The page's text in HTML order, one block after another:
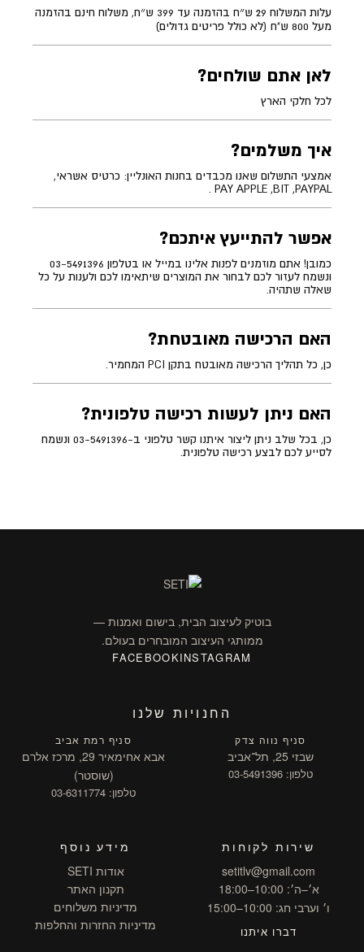
עלות המשלוח 29 ש״ח בהזמנה עד 399 ש״ח, משלוח חינם בהזמנה
מעל 800 ש"ח (לא כולל פריטים גדולים)
לאן אתם שולחים?
לכל חלקי הארץ
איך משלמים?
אמצעי התשלום שאנו מכבדים בחנות האונליין: כרטיס אשראי,
PAY APPLE ,BIT ,PAYPAL .
אפשר להתייעץ איתכם?
כמובן! אתם מוזמנים לפנות אלינו במייל או בטלפון 03-5491396
ונשמח לעזור לכם לבחור את המוצרים שיתאימו לכם ולענות על כל
שאלה שתהיה.
האם הרכישה מאובטחת?
כן, כל תהליך הרכישה מאובטח בתקן PCI המחמיר.
האם ניתן לעשות רכישה טלפונית?
כן, בכל שלב ניתן ליצור איתנו קשר טלפוני ב-03-5491396 ונשמח
לסייע לכם לבצע רכישה טלפונית.
בוטיק לעיצוב הבית, בישום ואמנות —
ממותגי העיצוב המובחרים בעולם.
INSTAGRAM
FACEBOOK
החנויות שלנו
סניף נווה צדק
שבזי 25, תל־אביב
טלפון: 03-5491396
סניף רמת אביב
אבא אחימאיר 29, מרכז אלרם
(שוסטר)
טלפון: 03-6311774
שירות לקוחות
setitlv@gmail.com
א׳–ה׳: 10:00–18:00
ו׳ וערבי חג: 10:00–15:00
דברו איתנו
מידע נוסף
אודות SETI
תקנון האתר
מדיניות משלוחים
מדיניות החזרות והחלפות